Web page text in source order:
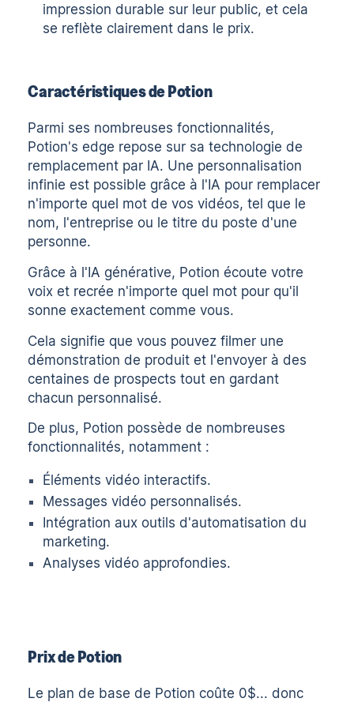
impression durable sur leur public, et cela
se reflète clairement dans le prix.
Caractéristiques de Potion
Parmi ses nombreuses fonctionnalités,
Potion's edge repose sur sa technologie de
remplacement par IA. Une personnalisation
infinie est possible grâce à l'IA pour remplacer
n'importe quel mot de vos vidéos, tel que le
nom, l'entreprise ou le titre du poste d'une
personne.
Grâce à l'IA générative, Potion écoute votre
voix et recrée n'importe quel mot pour qu'il
sonne exactement comme vous.
Cela signifie que vous pouvez filmer une
démonstration de produit et l'envoyer à des
centaines de prospects tout en gardant
chacun personnalisé.
De plus, Potion possède de nombreuses
fonctionnalités, notamment :
Éléments vidéo interactifs.
Messages vidéo personnalisés.
Intégration aux outils d'automatisation du
marketing.
Analyses vidéo approfondies.
Prix de Potion
Le plan de base de Potion coûte 0$... donc